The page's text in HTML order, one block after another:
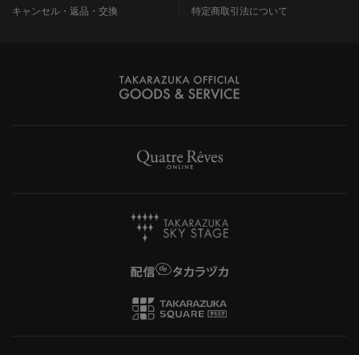
キャンセル・返品・交換
特定商取引法について